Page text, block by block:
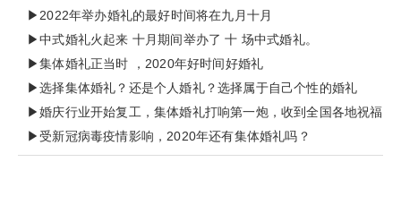
▶2022年举办婚礼的最好时间将在九月十月
▶中式婚礼火起来 十月期间举办了 十 场中式婚礼。
▶集体婚礼正当时 ，2020年好时间好婚礼
▶选择集体婚礼？还是个人婚礼？选择属于自己个性的婚礼
▶婚庆行业开始复工，集体婚礼打响第一炮，收到全国各地祝福
▶受新冠病毒疫情影响，2020年还有集体婚礼吗？